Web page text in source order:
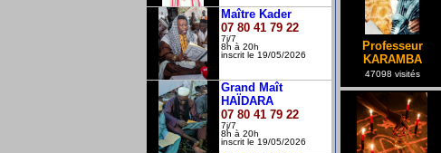
Maître Kader
07 80 41 79 22
7j/7
8h à 20h
inscrit le 19/05/2026
Grand Maît
HAÏDARA
07 80 41 79 22
7j/7
8h à 20h
inscrit le 19/05/2026
Professeur
KARAMBA
47098 visités